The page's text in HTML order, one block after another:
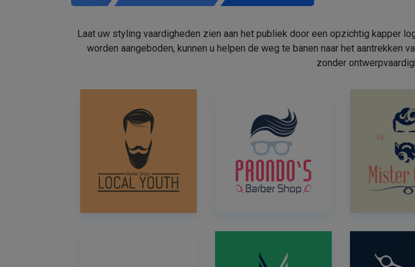
Laat uw styling vaardigheden zien aan het publiek door een opzichtig kapper
worden aangeboden, kunnen u helpen de weg te banen naar het aantrekken
zonder